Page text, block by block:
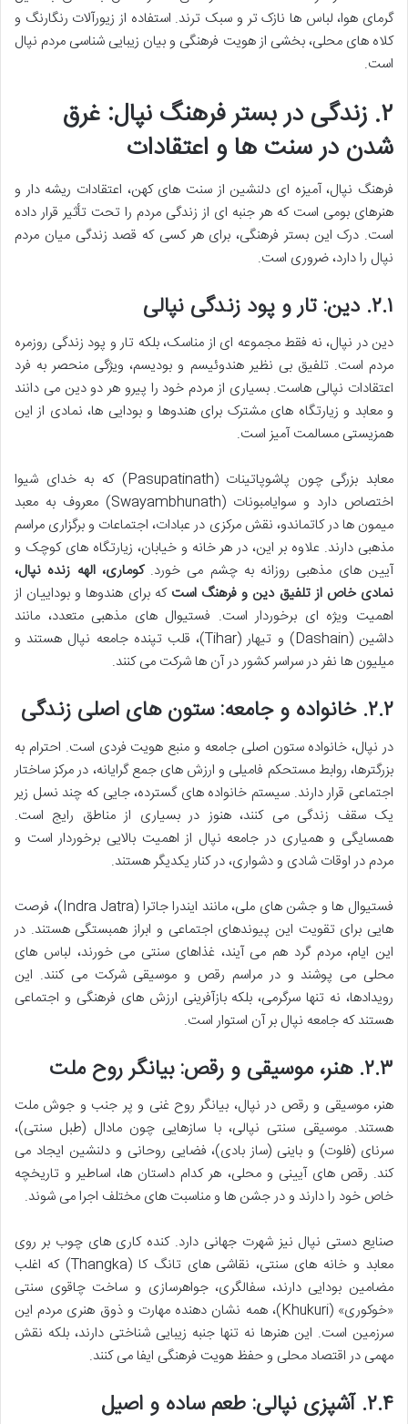
گرمای هوا، لباس ها نازک تر و سبک ترند. استفاده از زیورآلات رنگارنگ و
کلاه های محلی، بخشی از هویت فرهنگی و بیان زیبایی شناسی مردم نپال
است.
۲. زندگی در بستر فرهنگ نپال: غرق
شدن در سنت ها و اعتقادات
فرهنگ نپال، آمیزه ای دلنشین از سنت های کهن، اعتقادات ریشه دار و
هنرهای بومی است که هر جنبه ای از زندگی مردم را تحت تأثیر قرار داده
است. درک این بستر فرهنگی، برای هر کسی که قصد زندگی میان مردم
نپال را دارد، ضروری است.
۲.۱. دین: تار و پود زندگی نپالی
دین در نپال، نه فقط مجموعه ای از مناسک، بلکه تار و پود زندگی روزمره
مردم است. تلفیق بی نظیر هندوئیسم و بودیسم، ویژگی منحصر به فرد
اعتقادات نپالی هاست. بسیاری از مردم خود را پیرو هر دو دین می دانند
و معابد و زیارتگاه های مشترک برای هندوها و بودایی ها، نمادی از این
همزیستی مسالمت آمیز است.
معابد بزرگی چون پاشوپاتینات (Pasupatinath) که به خدای شیوا
اختصاص دارد و سوایامبونات (Swayambhunath) معروف به معبد
میمون ها در کاتماندو، نقش مرکزی در عبادات، اجتماعات و برگزاری مراسم
مذهبی دارند. علاوه بر این، در هر خانه و خیابان، زیارتگاه های کوچک و
آیین های مذهبی روزانه به چشم می خورد.کوماری، الهه زنده نپال،
نمادی خاص از تلفیق دین و فرهنگ است که برای هندوها و بوداییان از
اهمیت ویژه ای برخوردار است. فستیوال های مذهبی متعدد، مانند
داشین (Dashain) و تیهار (Tihar)، قلب تپنده جامعه نپال هستند و
میلیون ها نفر در سراسر کشور در آن ها شرکت می کنند.
۲.۲. خانواده و جامعه: ستون های اصلی زندگی
در نپال، خانواده ستون اصلی جامعه و منبع هویت فردی است. احترام به
بزرگترها، روابط مستحکم فامیلی و ارزش های جمع گرایانه، در مرکز ساختار
اجتماعی قرار دارند. سیستم خانواده های گسترده، جایی که چند نسل زیر
یک سقف زندگی می کنند، هنوز در بسیاری از مناطق رایج است.
همسایگی و همیاری در جامعه نپال از اهمیت بالایی برخوردار است و
مردم در اوقات شادی و دشواری، در کنار یکدیگر هستند.
فستیوال ها و جشن های ملی، مانند ایندرا جاترا (Indra Jatra)، فرصت
هایی برای تقویت این پیوندهای اجتماعی و ابراز همبستگی هستند. در
این ایام، مردم گرد هم می آیند، غذاهای سنتی می خورند، لباس های
محلی می پوشند و در مراسم رقص و موسیقی شرکت می کنند. این
رویدادها، نه تنها سرگرمی، بلکه بازآفرینی ارزش های فرهنگی و اجتماعی
هستند که جامعه نپال بر آن استوار است.
۲.۳. هنر، موسیقی و رقص: بیانگر روح ملت
هنر، موسیقی و رقص در نپال، بیانگر روح غنی و پر جنب و جوش ملت
هستند. موسیقی سنتی نپالی، با سازهایی چون مادال (طبل سنتی)،
سرنای (فلوت) و باینی (ساز بادی)، فضایی روحانی و دلنشین ایجاد می
کند. رقص های آیینی و محلی، هر کدام داستان ها، اساطیر و تاریخچه
خاص خود را دارند و در جشن ها و مناسبت های مختلف اجرا می شوند.
صنایع دستی نپال نیز شهرت جهانی دارد. کنده کاری های چوب بر روی
معابد و خانه های سنتی، نقاشی های تانگ کا (Thangka) که اغلب
مضامین بودایی دارند، سفالگری، جواهرسازی و ساخت چاقوی سنتی
«خوکوری» (Khukuri)، همه نشان دهنده مهارت و ذوق هنری مردم این
سرزمین است. این هنرها نه تنها جنبه زیبایی شناختی دارند، بلکه نقش
مهمی در اقتصاد محلی و حفظ هویت فرهنگی ایفا می کنند.
۲.۴. آشپزی نپالی: طعم ساده و اصیل